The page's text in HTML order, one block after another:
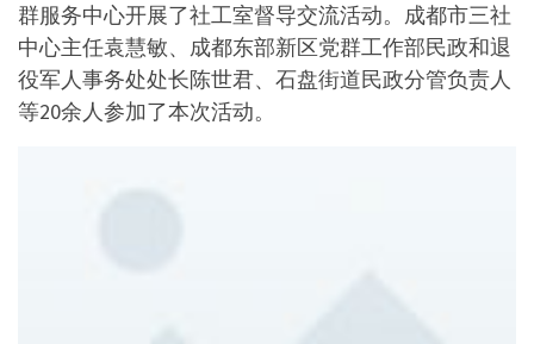
群服务中心开展了社工室督导交流活动。成都市三社
中心主任袁慧敏、成都东部新区党群工作部民政和退
役军人事务处处长陈世君、石盘街道民政分管负责人
等20余人参加了本次活动。